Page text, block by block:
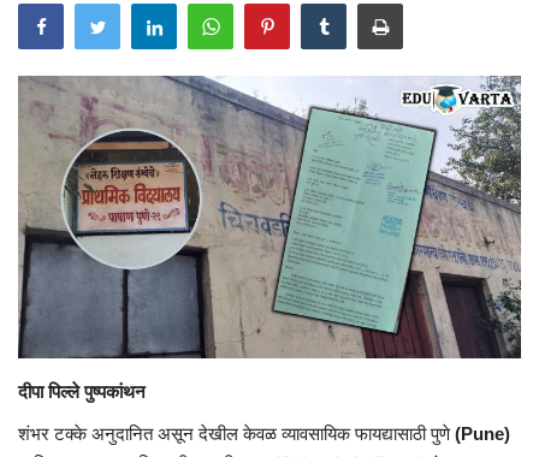
दीपा पिल्ले पुष्पकांथन
शंभर टक्के अनुदानित असून देखील केवळ व्यावसायिक फायद्यासाठी पुणे(Pune)